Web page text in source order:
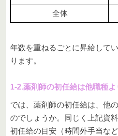
全体
年数を重ねるごとに昇給して
ります。
1-2.薬剤師の初任給は他職種よ
では、薬剤師の初任給は、他
のでしょうか。同じく上記資
初任給の目安（時間外手当な